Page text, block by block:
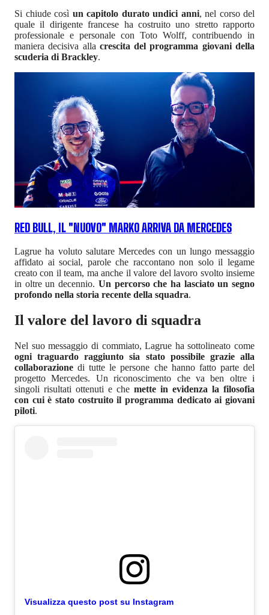
Si chiude così un capitolo durato undici anni, nel corso del
quale il dirigente francese ha costruito uno stretto rapporto
professionale e personale con Toto Wolff, contribuendo in
maniera decisiva alla crescita del programma giovani della
scuderia di Brackley.
RED BULL, IL "NUOVO" MARKO ARRIVA DA MERCEDES
Lagrue ha voluto salutare Mercedes con un lungo messaggio
affidato ai social, parole che raccontano non solo il legame
creato con il team, ma anche il valore del lavoro svolto insieme
in oltre un decennio. Un percorso che ha lasciato un segno
profondo nella storia recente della squadra.
Il valore del lavoro di squadra
Nel suo messaggio di commiato, Lagrue ha sottolineato come
ogni traguardo raggiunto sia stato possibile grazie alla
collaborazione di tutte le persone che hanno fatto parte del
progetto Mercedes. Un riconoscimento che va ben oltre i
singoli risultati ottenuti e che mette in evidenza la filosofia
con cui è stato costruito il programma dedicato ai giovani
piloti.
Visualizza questo post su Instagram